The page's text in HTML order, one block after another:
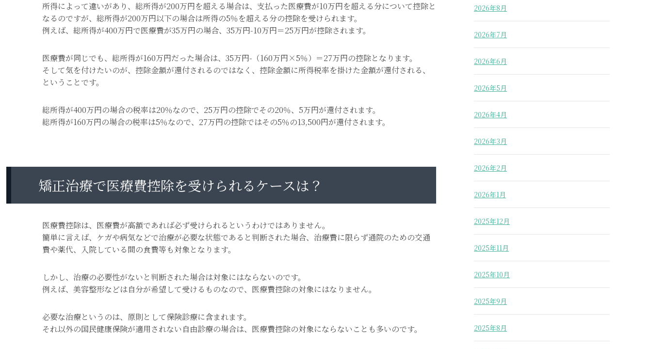
所得によって違いがあり、総所得が200万円を超える場合は、支払った医療費が10万円を超える分について控除と
なるのですが、総所得が200万円以下の場合は所得の5％を超える分の控除を受けられます。
例えば、総所得が400万円で医療費が35万円の場合、35万円-10万円＝25万円が控除されます。
医療費が同じでも、総所得が160万円だった場合は、35万円-（160万円×5％）＝27万円の控除となります。
そして気を付けたいのが、控除金額が還付されるのではなく、控除金額に所得税率を掛けた金額が還付される、
ということです。
総所得が400万円の場合の税率は20％なので、25万円の控除でその20％、5万円が還付されます。
総所得が160万円の場合の税率は5％なので、27万円の控除ではその5％の13,500円が還付されます。
矯正治療で医療費控除を受けられるケースは？
医療費控除は、医療費が高額であれば必ず受けられるというわけではありません。
簡単に言えば、ケガや病気などで治療が必要な状態であると判断された場合、治療費に限らず通院のための交通
費や薬代、入院している間の食費等も対象となります。
しかし、治療の必要性がないと判断された場合は対象にはならないのです。
例えば、美容整形などは自分が希望して受けるものなので、医療費控除の対象にはなりません。
必要な治療というのは、原則として保険診療に含まれます。
それ以外の国民健康保険が適用されない自由診療の場合は、医療費控除の対象にならないことも多いのです。
2026年8月
2026年7月
2026年6月
2026年5月
2026年4月
2026年3月
2026年2月
2026年1月
2025年12月
2025年11月
2025年10月
2025年9月
2025年8月